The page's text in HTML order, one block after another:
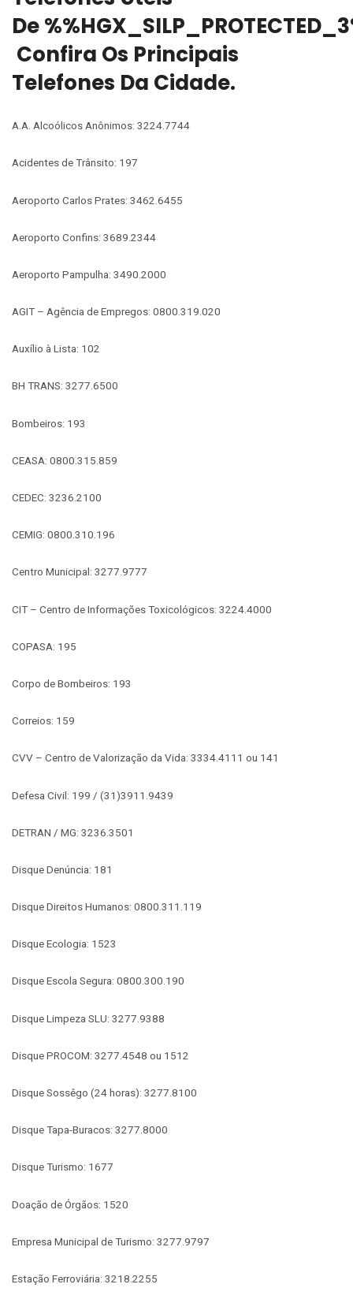
De
Confira Os Principais
Telefones Da Cidade.
A.A. Alcoólicos Anônimos: 3224.7744
Acidentes de Trânsito: 197
Aeroporto Carlos Prates: 3462.6455
Aeroporto Confins: 3689.2344
Aeroporto Pampulha: 3490.2000
AGIT – Agência de Empregos: 0800.319.020
Auxílio à Lista: 102
BH TRANS: 3277.6500
Bombeiros: 193
CEASA: 0800.315.859
CEDEC: 3236.2100
CEMIG: 0800.310.196
Centro Municipal: 3277.9777
CIT – Centro de Informações Toxicológicos: 3224.4000
COPASA: 195
Corpo de Bombeiros: 193
Correios: 159
CVV – Centro de Valorização da Vida: 3334.4111 ou 141
Defesa Civil: 199 / (31)3911.9439
DETRAN / MG: 3236.3501
Disque Denúncia: 181
Disque Direitos Humanos: 0800.311.119
Disque Ecologia: 1523
Disque Escola Segura: 0800.300.190
Disque Limpeza SLU: 3277.9388
Disque PROCOM: 3277.4548 ou 1512
Disque Sossêgo (24 horas): 3277.8100
Disque Tapa-Buracos: 3277.8000
Disque Turismo: 1677
Doação de Órgãos: 1520
Empresa Municipal de Turismo: 3277.9797
Estação Ferroviária: 3218.2255